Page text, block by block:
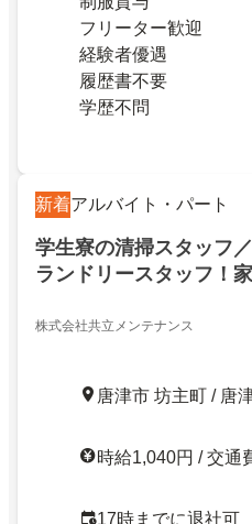
フリーター歓迎
経験者優遇
履歴書不要
学歴不問
新着アルバイト・パート
学生寮の清掃スタッフ
ランドリースタッフ！
株式会社共立メンテナンス
唐津市 坊主町 / 唐
時給1,040円 / 交通
17時までに退社可